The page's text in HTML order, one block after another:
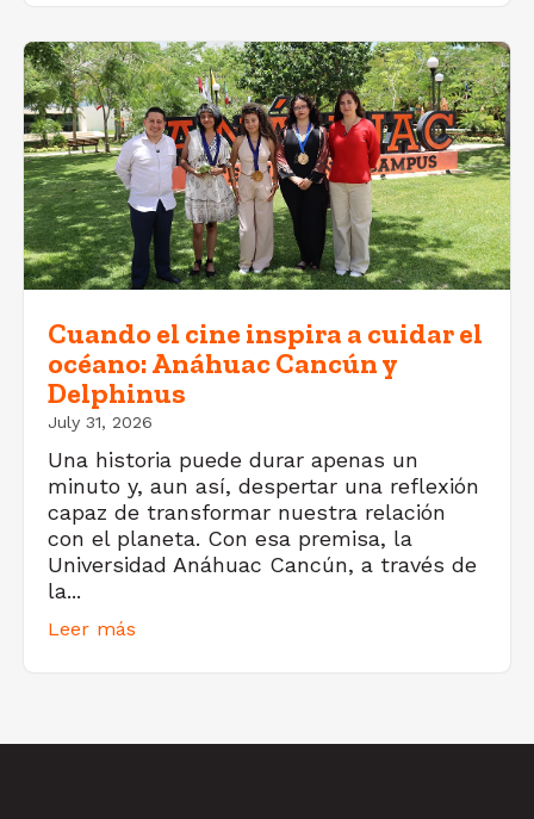
Cuando el cine inspira a cuidar el
océano: Anáhuac Cancún y
Delphinus
July 31, 2026
Una historia puede durar apenas un
minuto y, aun así, despertar una reflexión
capaz de transformar nuestra relación
con el planeta. Con esa premisa, la
Universidad Anáhuac Cancún, a través de
la...
Leer más